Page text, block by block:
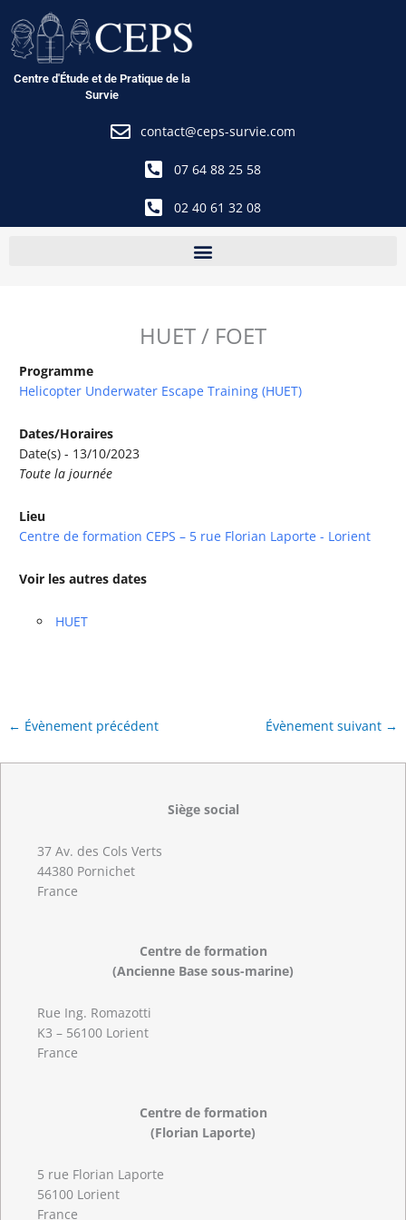
au
contenu
Centre d'Étude et de Pratique de la
Survie
contact@ceps-survie.com
07 64 88 25 58
02 40 61 32 08
HUET / FOET
Programme
Helicopter Underwater Escape Training (HUET)
Dates/Horaires
Date(s) - 13/10/2023
Toute la journée
Lieu
Centre de formation CEPS – 5 rue Florian Laporte - Lorient
Voir les autres dates
HUET
← Évènement précédent Évènement suivant →
Siège social
37 Av. des Cols Verts
44380 Pornichet
France
Centre de formation
(Ancienne Base sous-marine)
Rue Ing. Romazotti
K3 – 56100 Lorient
France
Centre de formation
(Florian Laporte)
5 rue Florian Laporte
56100 Lorient
France